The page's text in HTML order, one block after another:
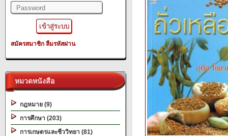
สมัครสมาชิก ลืมรหัสผ่าน
หมวดหนังสือ
กฎหมาย (9)
การศึกษา (203)
การเกษตรและชีววิทยา (81)